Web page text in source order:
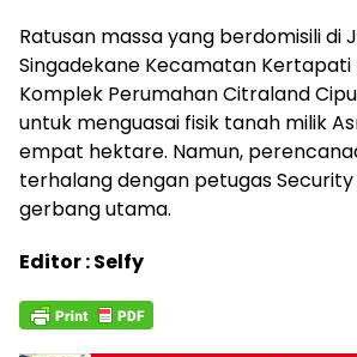
Ratusan massa yang berdomisili di
Singadekane Kecamatan
Komplek Perumahan Citraland
untuk menguasai fisik tanah milik
empat hektare. Namun,
terhalang dengan petugas
gerbang utama.
Editor : Selfy